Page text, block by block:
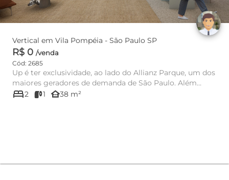
Vertical em Vila Pompéia - São Paulo SP
R$ 0 /venda
Cód: 2685
Up é ter exclusividade, ao lado do Allianz Parque, um dos
maiores geradores de demanda de São Paulo. Além
disso, é estar...
bed2 1 other_houses38 m²